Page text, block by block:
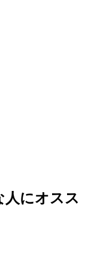
人にオスス